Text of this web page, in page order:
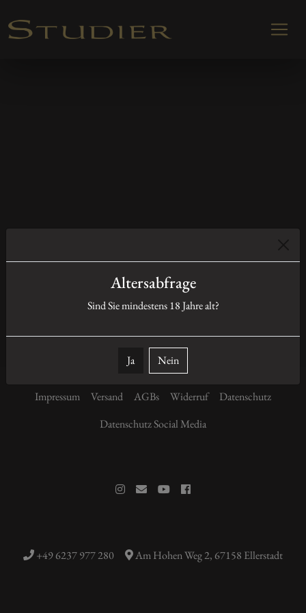
Altersabfrage
Sind Sie mindestens18Jahre alt?
Ja Nein
Impressum Versand AGBs Widerruf
Datenschutz
Datenschutz Social Media
+49 6237 977 280 Am Hohen Weg 2, 67158 Ellerstadt